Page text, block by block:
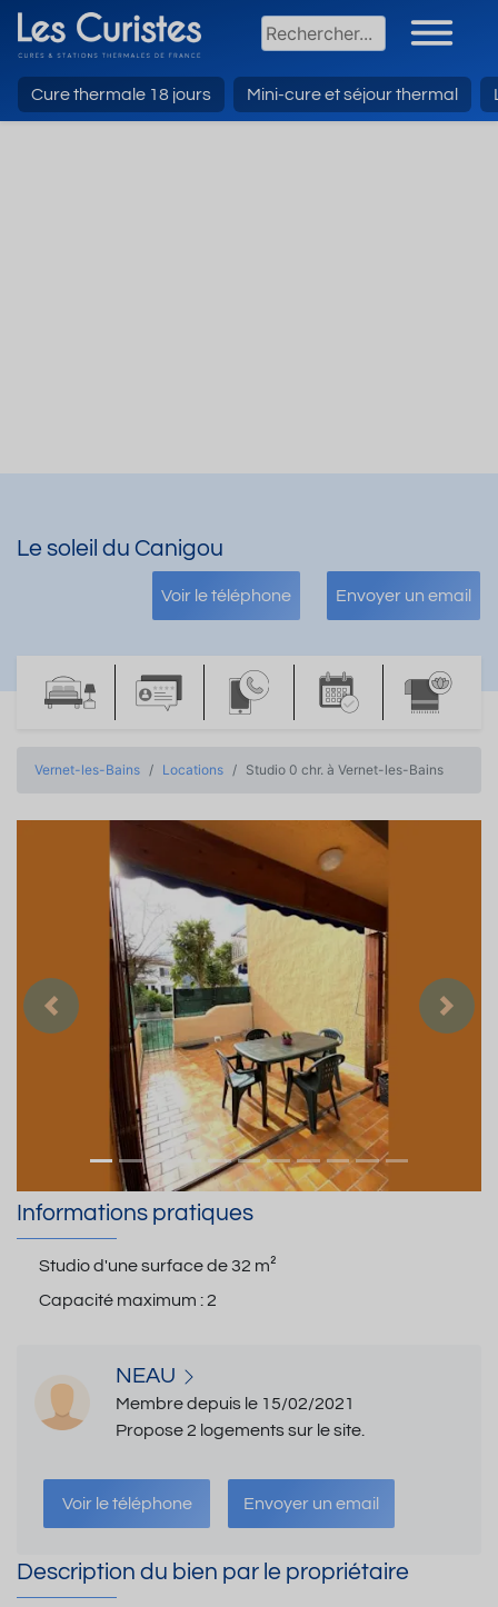
Cure thermale 18 jours Mini-cure et séjour thermal
Le soleil du Canigou
Voir le téléphone Envoyer un email
Vernet-les-Bains Locations Studio 0 chr. à Vernet-les-Bains
Précedent
Informations pratiques
Studio d'une surface de32 m²
Capacité maximum :2
NEAU
Membre depuis le 15/02/2021
Propose 2 logements sur le site.
Voir le téléphone Envoyer un email
Description du bien par le propriétaire